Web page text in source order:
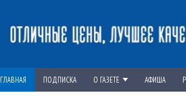
ГЛАВНАЯ ПОДПИСКА О ГАЗЕТЕ АФИША